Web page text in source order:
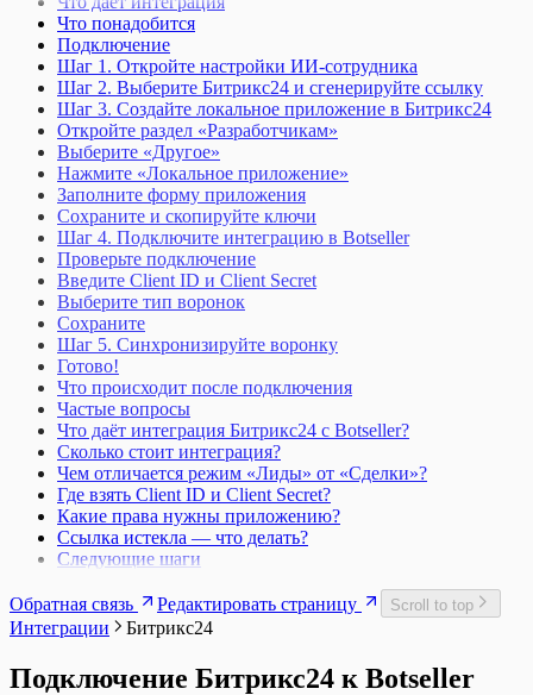
Что понадобится
Подключение
Шаг 1. Откройте настройки ИИ-сотрудника
Шаг 2. Выберите Битрикс24 и сгенерируйте ссылку
Шаг 3. Создайте локальное приложение в Битрикс24
Откройте раздел «Разработчикам»
Выберите «Другое»
Нажмите «Локальное приложение»
Заполните форму приложения
Сохраните и скопируйте ключи
Шаг 4. Подключите интеграцию в Botseller
Проверьте подключение
Введите Client ID и Client Secret
Выберите тип воронок
Сохраните
Шаг 5. Синхронизируйте воронку
Готово!
Что происходит после подключения
Частые вопросы
Что даёт интеграция Битрикс24 с Botseller?
Сколько стоит интеграция?
Чем отличается режим «Лиды» от «Сделки»?
Где взять Client ID и Client Secret?
Какие права нужны приложению?
Ссылка истекла — что делать?
Следующие шаги
Обратная связь Редактировать страницу Scroll to top
Интеграции Битрикс24
Подключение Битрикс24 к Botseller